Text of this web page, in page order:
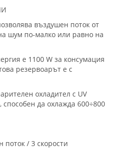
въздушен поток от
шум по-малко или равно на
е 1100 W за консумация
резервоарът е с
охладител с UV
способен да охлажда 600÷800
/ 3 скорости